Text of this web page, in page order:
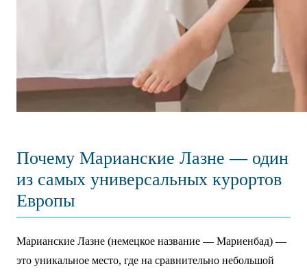
Почему Марианские Лазне — один
из самых универсальных курортов
Европы
Марианские Лазне (немецкое название — Мариенбад) —
это уникальное место, где на сравнительно небольшой